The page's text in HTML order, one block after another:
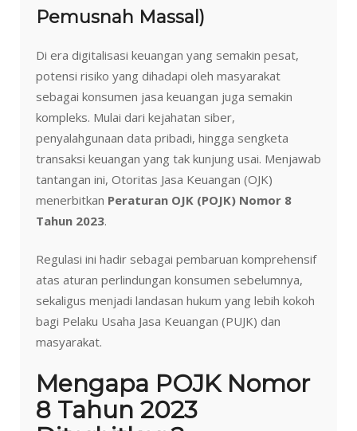
Pemusnah Massal)
Di era digitalisasi keuangan yang semakin pesat,
potensi risiko yang dihadapi oleh masyarakat
sebagai konsumen jasa keuangan juga semakin
kompleks. Mulai dari kejahatan siber,
penyalahgunaan data pribadi, hingga sengketa
transaksi keuangan yang tak kunjung usai. Menjawab
tantangan ini, Otoritas Jasa Keuangan (OJK)
menerbitkan Peraturan OJK (POJK) Nomor 8
Tahun 2023.
Regulasi ini hadir sebagai pembaruan komprehensif
atas aturan perlindungan konsumen sebelumnya,
sekaligus menjadi landasan hukum yang lebih kokoh
bagi Pelaku Usaha Jasa Keuangan (PUJK) dan
masyarakat.
Mengapa POJK Nomor
8 Tahun 2023